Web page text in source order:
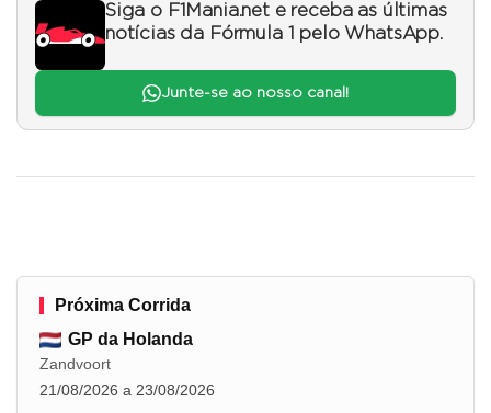
Siga o F1Mania.net e receba as últimas
notícias da Fórmula 1 pelo WhatsApp.
Junte-se ao nosso canal!
Próxima Corrida
GP da Holanda
Zandvoort
21/08/2026 a 23/08/2026